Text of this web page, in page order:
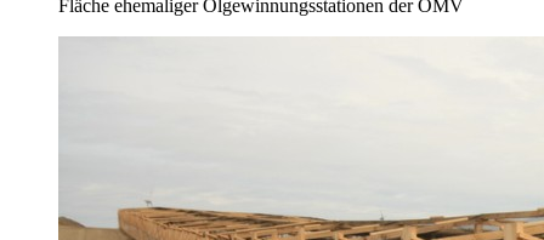
Fläche ehemaliger Ölgewinnungsstationen der OMV